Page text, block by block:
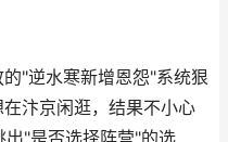
"逆水寒新增恩怨"系统狠
汴京闲逛，结果不小心